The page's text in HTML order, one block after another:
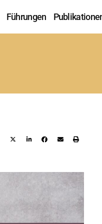
Führungen